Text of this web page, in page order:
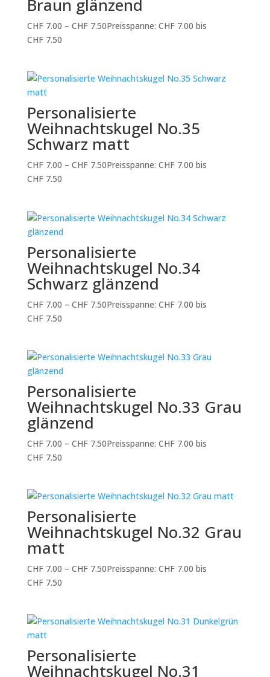
Braun glänzend
CHF7.00 – CHF7.50Preisspanne: CHF 7.00 bis
CHF 7.50
Personalisierte
Weihnachtskugel No.35
Schwarz matt
CHF7.00 – CHF7.50Preisspanne: CHF 7.00 bis
CHF 7.50
Personalisierte
Weihnachtskugel No.34
Schwarz glänzend
CHF7.00 – CHF7.50Preisspanne: CHF 7.00 bis
CHF 7.50
Personalisierte
Weihnachtskugel No.33 Grau
glänzend
CHF7.00 – CHF7.50Preisspanne: CHF 7.00 bis
CHF 7.50
Personalisierte
Weihnachtskugel No.32 Grau
matt
CHF7.00 – CHF7.50Preisspanne: CHF 7.00 bis
CHF 7.50
Personalisierte
Weihnachtskugel No.31